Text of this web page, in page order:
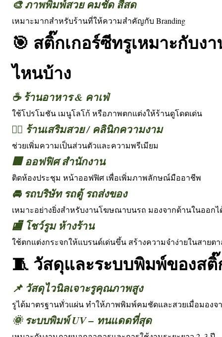
🎨 ภาพพิมพ์สวย คมชัด สีสด
เหมาะมากสำหรับร้านที่ให้ความสำคัญกับ Branding
🎯 สติ๊กเกอร์ซีทรูเหมาะกับง
ไหนบ้าง
☕ ร้านอาหาร & คาเฟ่
ใช้โปรโมชัน เมนูโลโก้ หรือภาพตกแต่งให้ร้านดูโดดเด่น
💇‍♀️ ร้านเสริมสวย / คลินิกความงาม
ช่วยเพิ่มความเป็นส่วนตัวและความพรีเมียม
🏢 ออฟฟิศ สำนักงาน
ติดห้องประชุม หน้าออฟฟิศ เพื่อเพิ่มภาพลักษณ์มืออาชีพ
🚘 รถบริษัท รถตู้ รถส่งของ
เหมาะอย่างยิ่งสำหรับงานโฆษณาบนรถ มองจากด้านในออก
🏬 โชว์รูม ห้างร้าน
ใช้ตกแต่งกระจกให้แบรนด์เด่นขึ้น สร้างความจำง่ายในสายต
🧵 วัสดุและระบบพิมพ์ของสติ๊
📌 วัสดุไวนิลเจาะรูคุณภาพสูง
รูได้มาตรฐานทั่วแผ่น ทำให้ภาพพิมพ์คมชัดและสวยเมื่อมองจ
🌞 ระบบพิมพ์ UV – ทนแดดที่สุด